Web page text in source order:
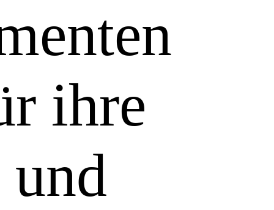
ihre